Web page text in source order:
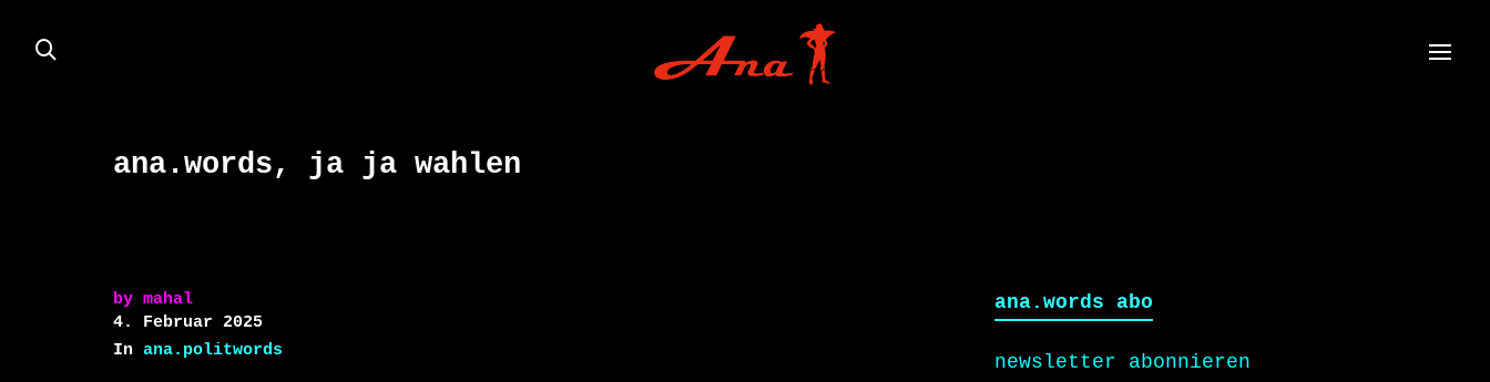
ana.words, ja ja wahlen
by mahal
4. Februar 2025
In ana.politwords
ana.words abo
newsletter abonnieren